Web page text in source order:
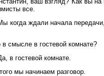
все.
когда ждали начала
в смысле в гостевой комнате?
в гостевой комнате.
мы начинаем разговор.